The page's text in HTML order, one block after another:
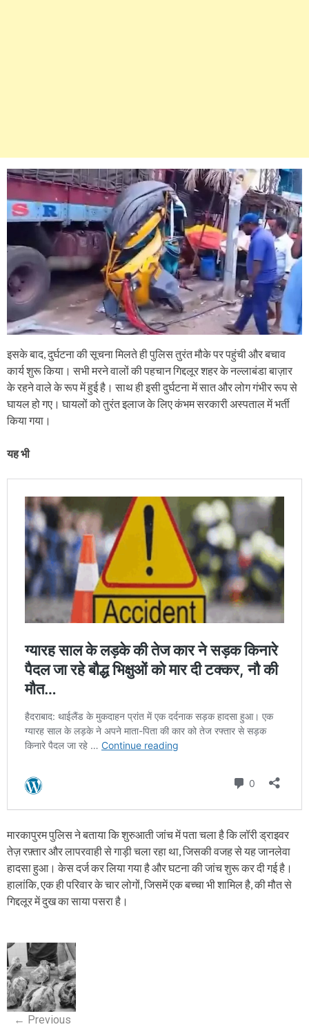
इसके बाद, दुर्घटना की सूचना मिलते ही पुलिस तुरंत मौके पर पहुंची और बचाव
कार्य शुरू किया। सभी मरने वालों की पहचान गिद्दलूर शहर के नल्लाबंडा बाज़ार
के रहने वाले के रूप में हुई है। साथ ही इसी दुर्घटना में सात और लोग गंभीर रूप से
घायल हो गए। घायलों को तुरंत इलाज के लिए कंभम सरकारी अस्पताल में भर्ती
किया गया।
यह भी
मारकापुरम पुलिस ने बताया कि शुरुआती जांच में पता चला है कि लॉरी ड्राइवर
तेज़ रफ़्तार और लापरवाही से गाड़ी चला रहा था, जिसकी वजह से यह जानलेवा
हादसा हुआ। केस दर्ज कर लिया गया है और घटना की जांच शुरू कर दी गई है।
हालांकि, एक ही परिवार के चार लोगों, जिसमें एक बच्चा भी शामिल है, की मौत से
गिद्दलूर में दुख का साया पसरा है।
P
o
s
← Previous